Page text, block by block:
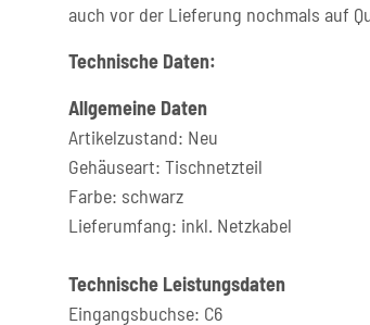
auch vor der Lieferung nochmals auf
Technische Daten:
Allgemeine Daten
Artikelzustand: Neu
Gehäuseart: Tischnetzteil
Farbe: schwarz
Lieferumfang: inkl. Netzkabel
Technische Leistungsdaten
Eingangsbuchse: C6